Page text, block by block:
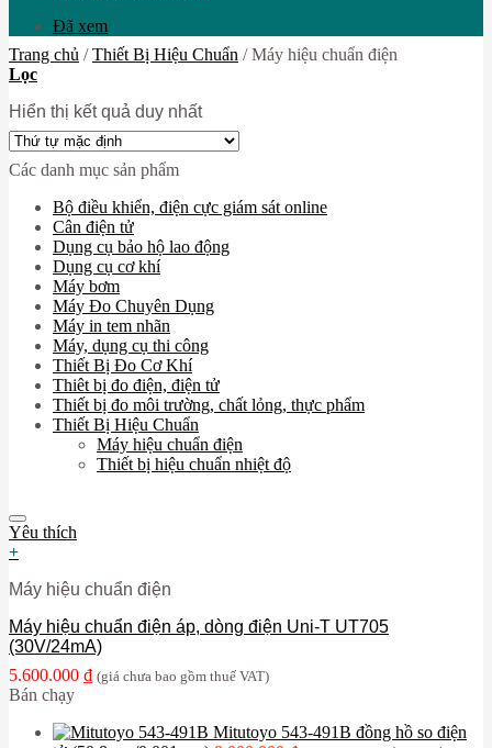
Đã xem
Trang chủ / Thiết Bị Hiệu Chuẩn /Máy hiệu chuẩn điện
Lọc
Hiển thị kết quả duy nhất
Các danh mục sản phẩm
Bộ điều khiển, điện cực giám sát online
Cân điện tử
Dụng cụ bảo hộ lao động
Dụng cụ cơ khí
Máy bơm
Máy Đo Chuyên Dụng
Máy in tem nhãn
Máy, dụng cụ thi công
Thiết Bị Đo Cơ Khí
Thiêt bị đo điện, điện tử
Thiết bị đo môi trường, chất lỏng, thực phẩm
Thiết Bị Hiệu Chuẩn
Máy hiệu chuẩn điện
Thiết bị hiệu chuẩn nhiệt độ
Yêu thích
+
Máy hiệu chuẩn điện
Máy hiệu chuẩn điện áp, dòng điện Uni-T UT705
(30V/24mA)
5.600.000 ₫ (giá chưa bao gồm thuế VAT)
Bán chạy
Mitutoyo 543-491B đồng hồ so điện